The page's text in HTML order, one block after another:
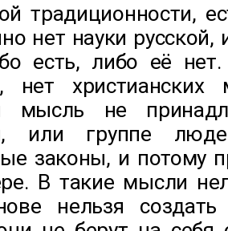
традиционности,
нет науки русской,
есть, либо её
нет христианских
мысль не
или группе
законы, и потому
В такие мысли
нельзя создать